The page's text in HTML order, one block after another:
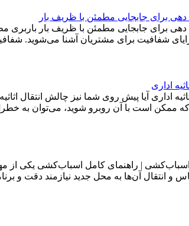
برای جابجایی مطمئن با ظریف بار
برای جابجایی مطمئن با ظریف بار باربری
شفافیت برای مشتریان آشنا می‌شوید.
اداری
اداری آیا پیش روی شما نیز چالش انتقال
ممکن است با آن روبرو شوید، می‌توان به
اسباب‌کشی | راهنمای کامل اسباب‌کشی یکی از
و انتقال آن‌ها به محل جدید نیازمند دقت